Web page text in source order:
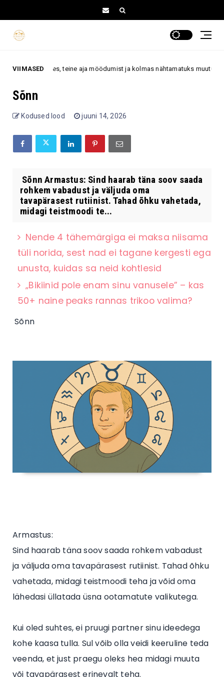
VIIMASED
välimuses, teine aja möödumist ja kolmas nähtamatuks muutumist
Sõnn
Kodused lood juuni 14, 2026
Sõnn Armastus: Sind haarab täna soov saada
rohkem vabadust ja väljuda oma
tavapärasest rutiinist. Tahad õhku vahetada,
midagi teistmoodi te...
Nende 4 tähemärgiga ei maksa niisama
tüli norida, sest nad ei tagane kergesti ega
unusta, kuidas sa neid kohtlesid
„Bikiinid pole enam sinu vanusele” – kas
50+ naine peaks rannas trikoo valima?
Sõnn
Armastus:
Sind haarab täna soov saada rohkem vabadust
ja väljuda oma tavapärasest rutiinist. Tahad õhku
vahetada, midagi teistmoodi teha ja võid oma
lähedasi üllatada üsna ootamatute valikutega.
Kui oled suhtes, ei pruugi partner sinu ideedega
kohe kaasa tulla. Sul võib olla veidi keeruline teda
veenda, et just praegu oleks hea midagi muuta
või tavapärasest erinevalt teha.